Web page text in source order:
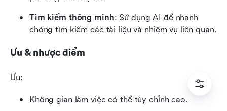
Tìm kiếm thông minh: Sử dụng AI để nhanh
chóng tìm kiếm các tài liệu và nhiệm vụ liên quan.
Ưu & nhược điểm
Ưu:
Không gian làm việc có thể tùy chỉnh cao.